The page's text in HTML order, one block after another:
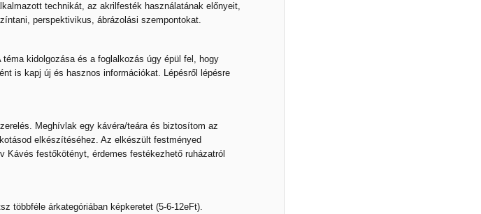
technikát, az akrilfesték használatának előnyeit,
perspektivikus, ábrázolási szempontokat.
téma kidolgozása és a foglalkozás úgy épül fel, hogy
is kapj új és hasznos információkat. Lépésről lépésre
Meghívlak egy kávéra/teára és biztosítom az
elkészítéséhez. Az elkészült festményed
Kávés festőkötényt, érdemes festékezhető ruházatról
többféle árkategóriában képkeretet(5-6-12eFt).